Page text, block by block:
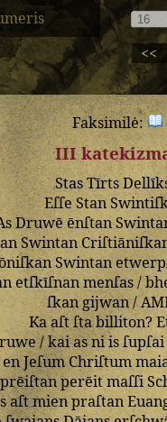
<<
Faksimilė:
III
StasTīrts
EſſeStan
Druwēēnſtan
Swintan
Swintan
etſkīſnanmenſas/
ſkangijwan/
Kaaſtſtabilliton?
/kaiasniisſupſai
enJeſumChriſtum
prēiſtanperēitmaſſi
aſtmien praſtan